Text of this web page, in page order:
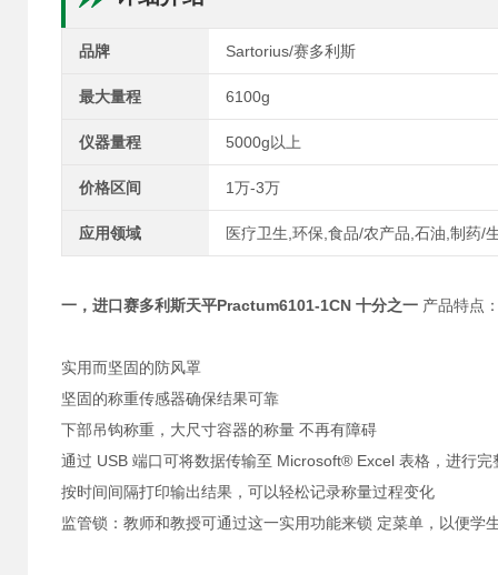
品牌 Sartorius/赛多利斯
最大量程 6100g
仪器量程 5000g以上
价格区间 1万-3万
应用领域 医疗卫生,环保,食品/农产品,石油,制药/
一， 进口赛多利斯天平Practum6101-1CN 十分之一 产品特点
实用而坚固的防风罩
坚固的称重传感器确保结果可靠
下部吊钩称重，大尺寸容器的称量 不再有障碍
通过 USB 端口可将数据传输至 Microsoft® Excel 表格，进行
按时间间隔打印输出结果，可以轻松记录称量过程变化
监管锁：教师和教授可通过这一实用功能来锁 定菜单，以便学